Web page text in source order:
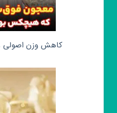
کاهش وزن اصولی